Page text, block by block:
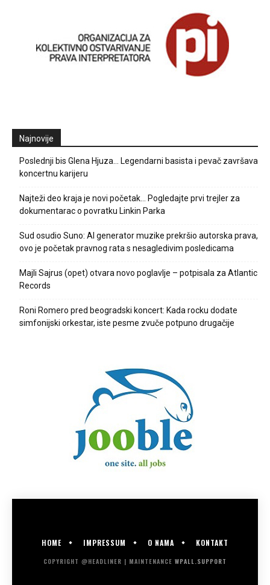
Najnovije
Poslednji bis Glena Hjuza… Legendarni basista i pevač završava
koncertnu karijeru
Najteži deo kraja je novi početak… Pogledajte prvi trejler za
dokumentarac o povratku Linkin Parka
Sud osudio Suno: AI generator muzike prekršio autorska prava,
ovo je početak pravnog rata s nesagledivim posledicama
Majli Sajrus (opet) otvara novo poglavlje – potpisala za Atlantic
Records
Roni Romero pred beogradski koncert: Kada rocku dodate
simfonijski orkestar, iste pesme zvuče potpuno drugačije
HOME IMPRESSUM O NAMA KONTAKT
COPYRIGHT @HEADLINER | MAINTENANCE WPALL.SUPPORT